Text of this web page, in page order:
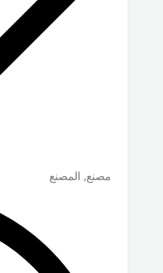
مصنع, المصنع